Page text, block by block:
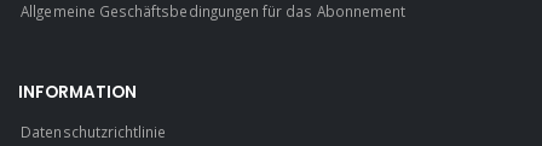
Allgemeine Geschäftsbedingungen für das Abonnement
INFORMATION
Datenschutzrichtlinie